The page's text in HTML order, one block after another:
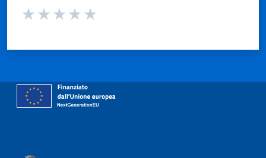
Valuta da 1 a 5 stelle la pagina